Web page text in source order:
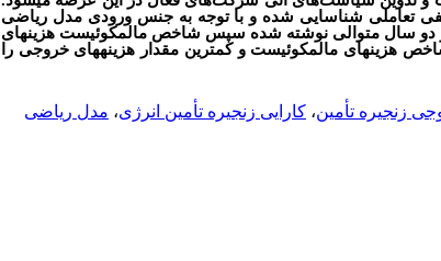
تعاملی شناسایی شده و با توجه به جنس ورودی مدل ریاضی
دو سال متوالی نوشته شده سپس شاخص مالمکوئیست هزینه­ای
هزینه­ای مالمکوئیست و کمترین مقدار هزینه­های خروجی را
زنجیره تأمین، کارایی زنجیره تأمین انرژی، مدل ریاضی